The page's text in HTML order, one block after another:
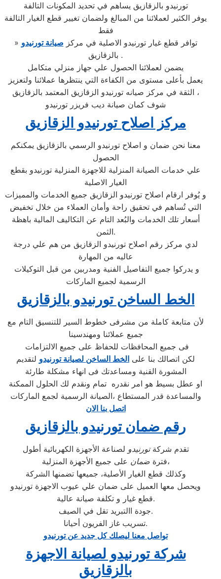
تورنيدو بالزقازيق يساهم في تحديد المكونات التالفة
يوفر الكثير لعملائنا من المبالغ ولضمان تغيير قطع الغيار التالفة
فقط
» توافر قطع غيار تورنيدو الاصلية في مركز صيانة تورنيدو
بالزقازيق .
يضمن لعملائنا الحصول علي جهاز منزلي متكامل
يعمل بأعلى مستوى من الكفاءة التي ينتظرها عملائنا ولتعزيز
الثقة في مركز صيانه تورنيدو الزقازيق المعتمد بالزقازيق ،
شوف كمان صيانة ديب فريزر تورنيدو
مركز اصلاح تورنيدو الزقازيق
معنا نحن ضمان و اصلاح تورنيدو الرسمي بالزقازيق يمكنكم
الحصول
علي خدمات الصيانة المنزلية للاجهزة المنزلية تورنيدو بقطع
الغيار الاصلية
و يُوفر ارقام اصلاح تورنيدو الزقازيق جميع الخدمات والمميزات
التي تُساهم في تحقيق راحة وأمان العملاء من خلال تخفيض
أسعار تلك الخدمات والبُعد التام عن التكاليف المالية باهظة
الثمن.
لدي مركز رقم اصلاح تورنيدو الزقازيق من هم علي درجة
عاليه من المهارة
الرسمية لجميع الماركات
الخط الساخن تورنيدو بالزقازيق
لأن متابعة كاملة من مشرفى خطوط السير للتنسيق التام مع
جميع عملائنا ومهندسينا
فى جميع المحافظات للحفاظ على جميع الالتزامات
لكن اتصالك بنا على الخط الساخن لصيانة تورنيدو لتقديم
المشورة القنية ومساعدتك فى انهاء مشكلة طارئة
او عطل بسيط هو امر نقدره تمام ونقدم لك الحلول الممكنة
والمساعدة قدر المستطاع ،الصيانة الرسمية لجمع الماركات
اتصل بنا الان
رقم ضمان تورنيدو بالزقازيق
تقدم شركةتورنيدو لصناعة الأجهزة الكهربائية أطول
فترةضمان
على جميع الأجهزة المنزلية،
وكذلك قطع الغيار الأصلية، جميعها تضمنها الشركة
ويحصل معها العميل على ضمان علي عيوب الاجهزة تورنيدو
قطع غيار و تكلفة صيانة عالية.
جودة االتبريد تقل في الصيف.
تسريب غاز الفريون أحيانا.
تواصل معنا ليصلك كل جديد عن تورنيدو
شركة تورنيدو لصيانة الاجهزة
بالزقازيق